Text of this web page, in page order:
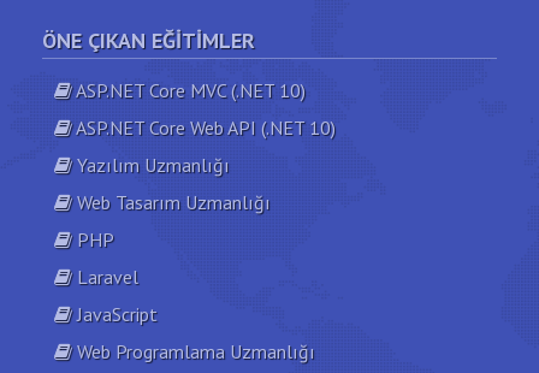
ÖNE ÇIKAN EĞITIMLER
ASP.NET Core MVC (.NET 10)
ASP.NET Core Web API (.NET 10)
Yazılım Uzmanlığı
Web Tasarım Uzmanlığı
PHP
Laravel
JavaScript
Web Programlama Uzmanlığı